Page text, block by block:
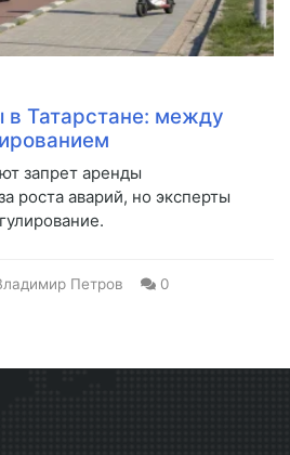
в Татарстане: между
запрет аренды
роста аварий, но эксперты
Петров 0